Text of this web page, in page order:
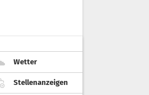
Wetter
Stellenanzeigen